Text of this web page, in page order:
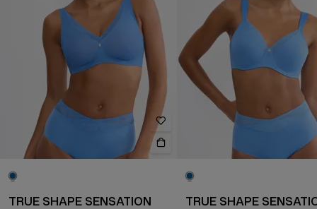
TRUE SHAPE SENSATION
TRUE SHAPE